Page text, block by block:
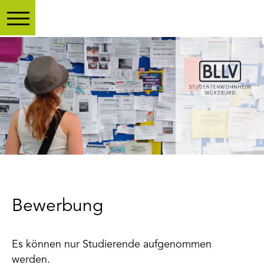
Bewerbung
Es können nur Studierende aufgenommen
werden.